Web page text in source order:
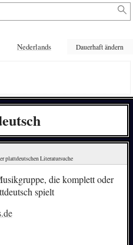
Nederlands Dauerhaft ändern
plattdeutschen Literatursuche
die komplett oder
spielt